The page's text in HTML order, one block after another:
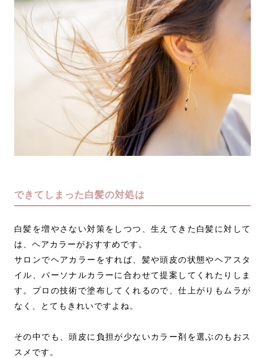
できてしまった白髪の対処は
白髪を増やさない対策をしつつ、生えてきた白髪に対して
は、ヘアカラーがおすすめです。
サロンでヘアカラーをすれば、髪や頭皮の状態やヘアスタ
イル、パーソナルカラーに合わせて提案してくれたりしま
す。プロの技術で塗布してくれるので、仕上がりもムラが
なく、とてもきれいですよね。
その中でも、頭皮に負担が少ないカラー剤を選ぶのもおス
スメです。